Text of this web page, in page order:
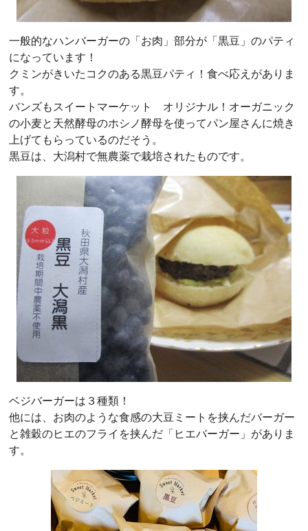
一般的なハンバーガーの「お肉」部分が「黒豆」のパティ
になっています！
クミンがきいたコクのある黒豆パティ！食べ応えがありま
す。
バンズもスイートマーケット オリジナル！オーガニック
の小麦と天然酵母のホシノ酵母を使ってパン屋さんに焼き
上げてもらっているのだそう。
黒豆は、大潟村で無農薬で栽培されたものです。
ベジバーガーは３種類！
他には、お肉のような食感の大豆ミートを挟んだバーガー
と雑穀のヒエのフライを挟んだ「ヒエバーガー」がありま
す。